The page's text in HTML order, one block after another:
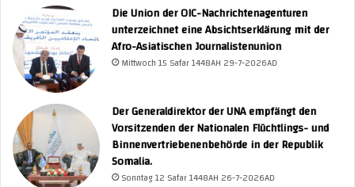
Die Union der OIC-Nachrichtenagenturen
unterzeichnet eine Absichtserklärung mit der
Afro-Asiatischen Journalistenunion
Mittwoch 15 Safar 1448AH 29-7-2026AD
Der Generaldirektor der UNA empfängt den
Vorsitzenden der Nationalen Flüchtlings- und
Binnenvertriebenenbehörde in der Republik
Somalia.
Sonntag 12 Safar 1448AH 26-7-2026AD